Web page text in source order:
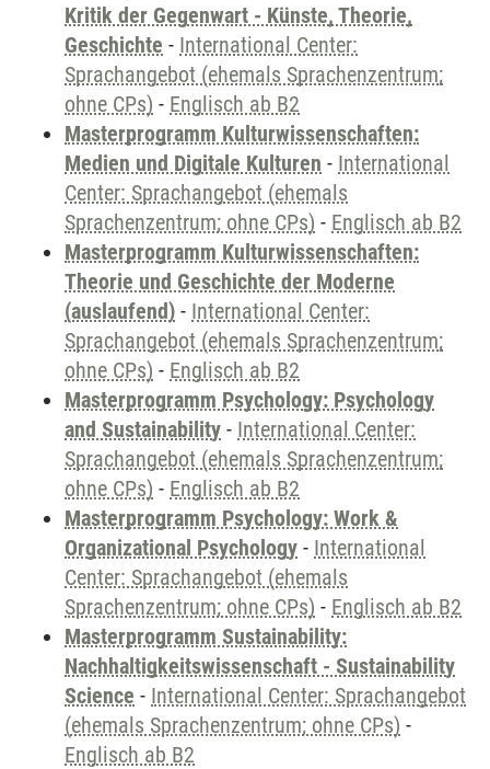
Kritik der Gegenwart - Künste, Theorie,
Geschichte - International Center:
Sprachangebot (ehemals Sprachenzentrum;
ohne CPs) - Englisch ab B2
Masterprogramm Kulturwissenschaften:
Medien und Digitale Kulturen - International
Center: Sprachangebot (ehemals
Sprachenzentrum; ohne CPs) - Englisch ab B2
Masterprogramm Kulturwissenschaften:
Theorie und Geschichte der Moderne
(auslaufend) - International Center:
Sprachangebot (ehemals Sprachenzentrum;
ohne CPs) - Englisch ab B2
Masterprogramm Psychology: Psychology
and Sustainability - International Center:
Sprachangebot (ehemals Sprachenzentrum;
ohne CPs) - Englisch ab B2
Masterprogramm Psychology: Work &
Organizational Psychology - International
Center: Sprachangebot (ehemals
Sprachenzentrum; ohne CPs) - Englisch ab B2
Masterprogramm Sustainability:
Nachhaltigkeitswissenschaft - Sustainability
Science - International Center: Sprachangebot
(ehemals Sprachenzentrum; ohne CPs) -
Englisch ab B2